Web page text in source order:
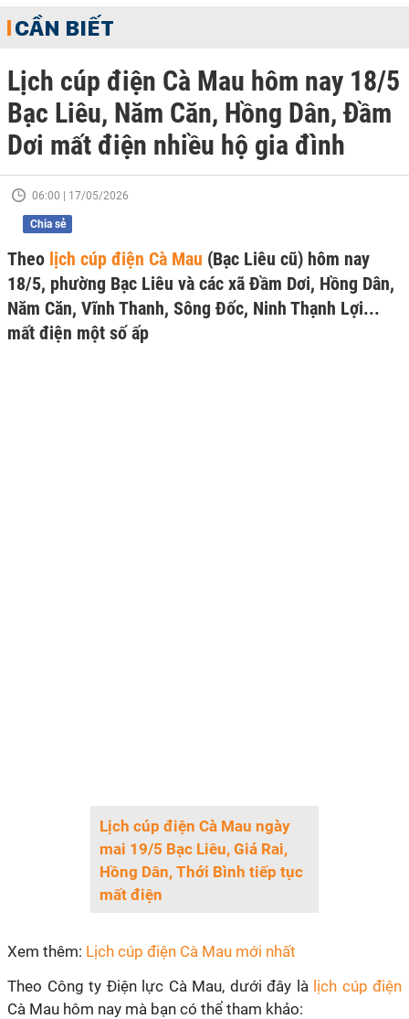
CẦN BIẾT
Lịch cúp điện Cà Mau hôm nay 18/5
Bạc Liêu, Năm Căn, Hồng Dân, Đầm
Dơi mất điện nhiều hộ gia đình
06:00 | 17/05/2026
Chia sẻ
Theo lịch cúp điện Cà Mau (Bạc Liêu cũ) hôm nay
18/5, phường Bạc Liêu và các xã Đầm Dơi, Hồng Dân,
Năm Căn, Vĩnh Thanh, Sông Đốc, Ninh Thạnh Lợi...
mất điện một số ấp
Lịch cúp điện Cà Mau ngày
mai 19/5 Bạc Liêu, Giá Rai,
Hồng Dân, Thới Bình tiếp tục
mất điện
Xem thêm: Lịch cúp điện Cà Mau mới nhất
Theo Công ty Điện lực Cà Mau, dưới đây là lịch cúp điện
Cà Mau hôm nay mà bạn có thể tham khảo: